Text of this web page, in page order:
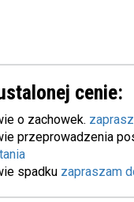
cenie:
o zachowek.
przeprowadzenia
spadku zapraszam